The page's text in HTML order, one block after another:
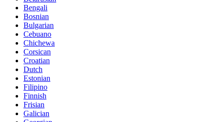
Bengali
Bosnian
Bulgarian
Cebuano
Chichewa
Corsican
Croatian
Dutch
Estonian
Filipino
Finnish
Frisian
Galician